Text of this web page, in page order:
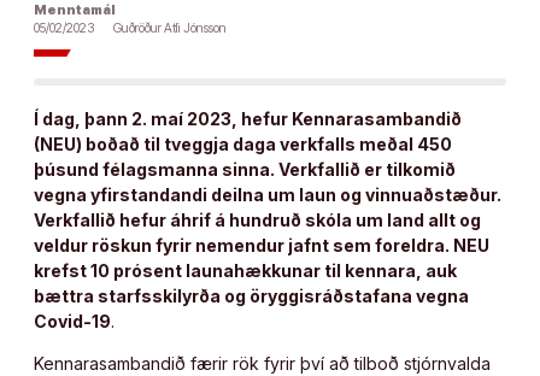
Menntamál
05/02/2023
Guðröður Atli Jónsson
Í dag, þann 2. maí 2023, hefur Kennarasambandið
(NEU) boðað til tveggja daga verkfalls meðal 450
þúsund félagsmanna sinna. Verkfallið er tilkomið
vegna yfirstandandi deilna um laun og vinnuaðstæður.
Verkfallið hefur áhrif á hundruð skóla um land allt og
veldur röskun fyrir nemendur jafnt sem foreldra. NEU
krefst 10 prósent launahækkunar til kennara, auk
bættra starfsskilyrða og öryggisráðstafana vegna
Covid-19.
Kennarasambandið færir rök fyrir því að tilboð stjórnvalda